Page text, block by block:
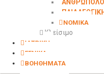
ΠΑΙΔΑΓΩΓΙΚΗ
ΝΟΜΙΚΑ
Κλείσιμο
ΙΑΤΡΙΚΗ
ΓΕΝΙΚΑ
ΒΟΗΘΗΜΑΤΑ